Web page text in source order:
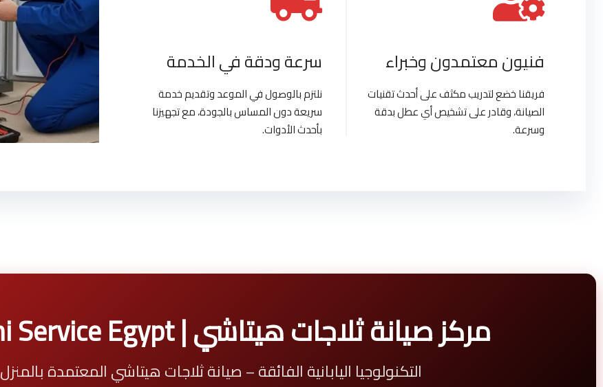
فنيون معتمدون وخبراء
فريقنا خضع لتدريب مكثف على أحدث تقنيات
الصيانة، وقادر على تشخيص أي عطل بدقة
وسرعة.
سرعة ودقة في الخدمة
نلتزم بالوصول في الموعد وتقديم خدمة
سريعة دون المساس بالجودة، مع تجهيزنا
بأحدث الأدوات.
مركز صيانة ثلاجات هيتاشي | Hitachi Service Egypt
التكنولوجيا اليابانية الفائقة – صيانة ثلاجات هيتاشي المعتمدة بالمنزل